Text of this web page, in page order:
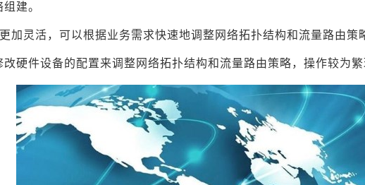
建。
加灵活，可以根据业务需求快速地调整网络拓扑结构和流量路由策
硬件设备的配置来调整网络拓扑结构和流量路由策略，操作较为繁